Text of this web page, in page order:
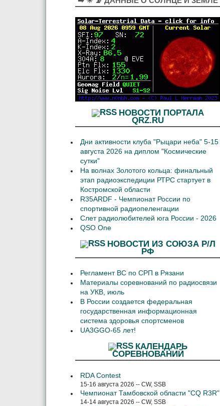
НОВОСТИ ПОРТАЛА
QRZ.RU
Дни активности клуба "Рыцари неба" 5-15
августа 2026 на диплом "Космические
сутки"
На волнах Золотого кольца: финальный
этап радиоэкспедиции РТРС стартует в
Костромской области
R35ARDF - Чемпионат России по
спортивной радиопеленгации
Слет радиолюбителей юга России - 2026
QSO One
НОВОСТИ ИЗ СОЮЗА Р/Л
РФ
Регламент ВС по СРП в Рязани
Материалы соревнований по радиосвязи
на УКВ, июль
В России создается федеральная
государственная информационная
система здоровья спортсменов
UA3GGO-65 лет!
КАЛЕНДАРЬ
СОРЕВНОВАНИЙ
RDA Contest
15-16 августа 2026 -- CW, SSB
Чемпионат Тамбовской области "CQ R3R"
14-14 августа 2026 -- CW, SSB